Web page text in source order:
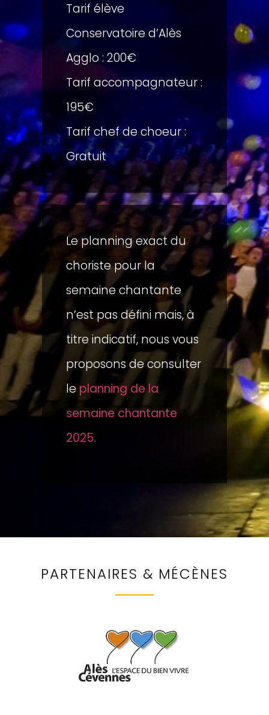
Tarif élève
Conservatoire d’Alès
Agglo : 200€
Tarif accompagnateur :
195€
Tarif chef de choeur :
Gratuit
Le planning exact du
choriste pour la
semaine chantante
n’est pas défini mais, à
titre indicatif, nous vous
proposons de consulter
le planning de la
semaine chantante
2025.
PARTENAIRES & MÉCÈNES